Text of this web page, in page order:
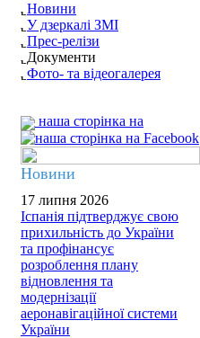
Новини
У дзеркалі ЗМІ
Прес-релізи
Документи
Фото- та відеогалерея
наша сторінка на
Новини
17 липня 2026
Іспанія підтверджує свою
прихильність до України
та профінансує
розроблення плану
відновлення та
модернізації
аеронавігаційної системи
України